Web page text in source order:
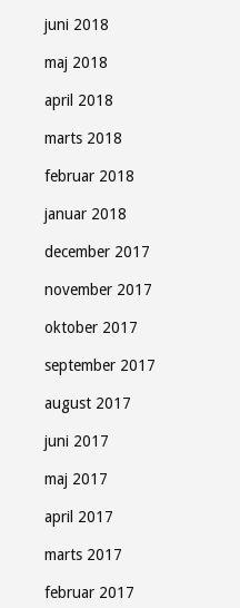
juni 2018
maj 2018
april 2018
marts 2018
februar 2018
januar 2018
december 2017
november 2017
oktober 2017
september 2017
august 2017
juni 2017
maj 2017
april 2017
marts 2017
februar 2017